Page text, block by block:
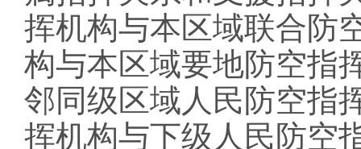
挥机构与本区域联合防
构与本区域要地防空指
邻同级区域人民防空指
挥机构与下级人民防空